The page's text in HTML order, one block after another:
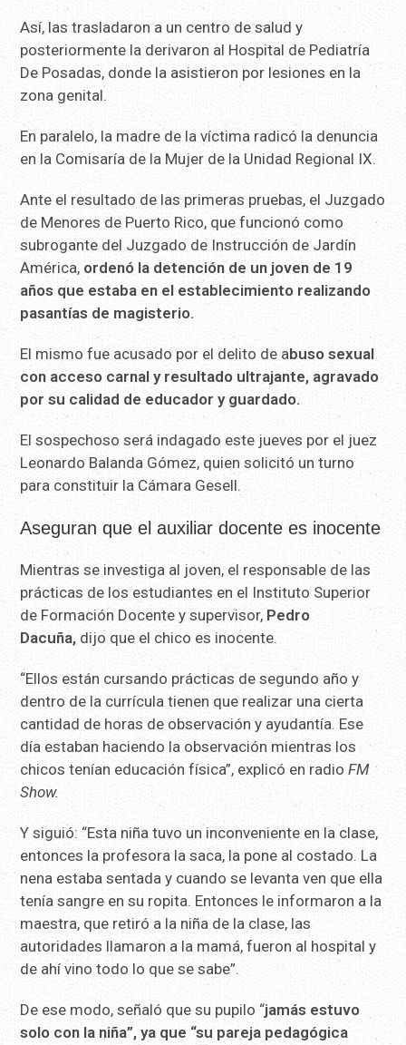
Así, las trasladaron a un centro de salud y
posteriormente la derivaron al Hospital de Pediatría
De Posadas, donde la asistieron por lesiones en la
zona genital.
En paralelo, la madre de la víctima radicó la denuncia
en la Comisaría de la Mujer de la Unidad Regional IX.
Ante el resultado de las primeras pruebas, el Juzgado
de Menores de Puerto Rico, que funcionó como
subrogante del Juzgado de Instrucción de Jardín
América, ordenó la detención de un joven de 19
años que estaba en el establecimiento realizando
pasantías de magisterio.
El mismo fue acusado por el delito de abuso sexual
con acceso carnal y resultado ultrajante, agravado
por su calidad de educador y guardado.
El sospechoso será indagado este jueves por el juez
Leonardo Balanda Gómez, quien solicitó un turno
para constituir la Cámara Gesell.
Aseguran que el auxiliar docente es inocente
Mientras se investiga al joven, el responsable de las
prácticas de los estudiantes en el Instituto Superior
de Formación Docente y supervisor, Pedro
Dacuña, dijo que el chico es inocente.
“Ellos están cursando prácticas de segundo año y
dentro de la currícula tienen que realizar una cierta
cantidad de horas de observación y ayudantía. Ese
día estaban haciendo la observación mientras los
chicos tenían educación física”, explicó en radioFM
Show.
Y siguió: “Esta niña tuvo un inconveniente en la clase,
entonces la profesora la saca, la pone al costado. La
nena estaba sentada y cuando se levanta ven que ella
tenía sangre en su ropita. Entonces le informaron a la
maestra, que retiró a la niña de la clase, las
autoridades llamaron a la mamá, fueron al hospital y
de ahí vino todo lo que se sabe”.
De ese modo, señaló que su pupilo “jamás estuvo
solo con la niña”, ya que “su pareja pedagógica